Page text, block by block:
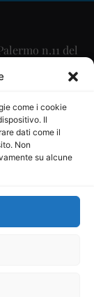
come i cookie
Il
dati come il
Non
su alcune
n.11 del
a r.l. è
al